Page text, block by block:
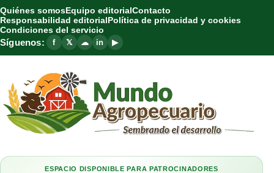
Quiénes somosEquipo editorialContacto
Responsabilidad editorialPolítica de privacidad y cookies
Condiciones del servicio
Síguenos: f 𝕏 ☁ in ▶
ESPACIO DISPONIBLE PARA PATROCINADORES